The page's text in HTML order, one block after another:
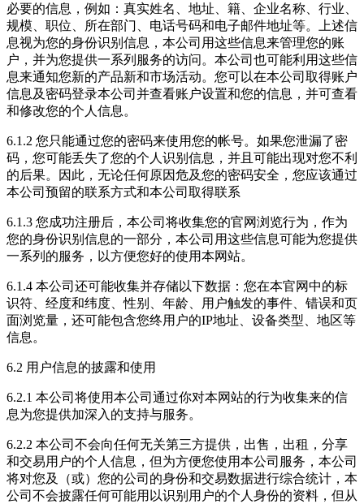
必要的信息，例如：真实姓名、地址、籍、企业名称、行业、
规模、职位、所在部门、电话号码和电子邮件地址等。上述信
息视为您的身份识别信息，本公司用这些信息来管理您的账
户，并为您提供一系列服务的访问。本公司也可能利用这些信
息来通知您新的产品新和市场活动。您可以在本公司取得账户
信息及密码登录本公司并查看账户设置和您的信息，并可查看
和修改您的个人信息。
6.1.2 您只能通过您的密码来使用您的帐号。如果您泄漏了密
码，您可能丢失了您的个人识别信息，并且可能出现对您不利
的后果。因此，无论任何原因危及您的密码安全，您应该通过
本公司预留的联系方式和本公司取得联系
6.1.3 您成功注册后，本公司将收集您的官网浏览行为，作为
您的身份识别信息的一部分，本公司用这些信息可能为您提供
一系列的服务，以方便您好的使用本网站。
6.1.4 本公司还可能收集并存储以下数据：您在本官网中的标
识符、经度和纬度、性别、年龄、用户触发的事件、错误和页
面浏览量，还可能包含您终用户的IP地址、设备类型、地区等
信息。
6.2 用户信息的披露和使用
6.2.1 本公司将使用本公司通过你对本网站的行为收集来的信
息为您提供加深入的支持与服务。
6.2.2 本公司不会向任何无关第三方提供，出售，出租，分享
和交易用户的个人信息，但为方便您使用本公司服务，本公司
将对您及（或）您的公司的身份和交易数据进行综合统计，本
公司不会披露任何可能用以识别用户的个人身份的资料，但从